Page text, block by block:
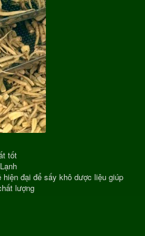
tốt
đại để sấy khô dược liệu giúp
lượng